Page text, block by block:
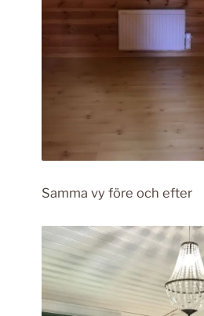
Samma vy före och efter